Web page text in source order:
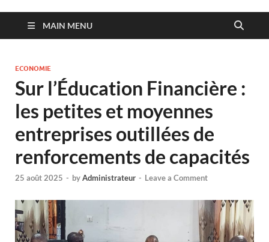
MAIN MENU
ECONOMIE
Sur l’Éducation Financière :
les petites et moyennes
entreprises outillées de
renforcements de capacités
25 août 2025 - byAdministrateur - Leave a Comment